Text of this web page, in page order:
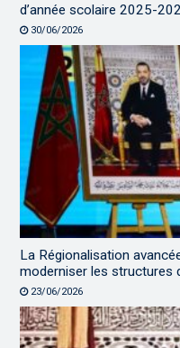
d’année scolaire 2025-
30/06/2026
La Régionalisation
moderniser les structures
23/06/2026